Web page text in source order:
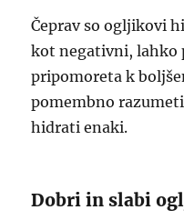
Čeprav so ogljikovi
kot negativni, lahko
pripomoreta k
pomembno
hidrati enaki.
Dobri in slabi